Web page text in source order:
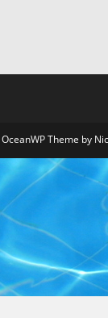
Theme by